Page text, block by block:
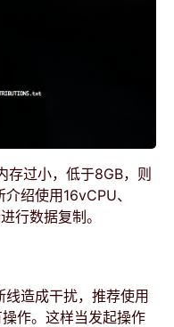
过小，低于8GB，则
绍使用16vCPU、
行数据复制。
造成干扰，推荐使用
作。这样当发起操作